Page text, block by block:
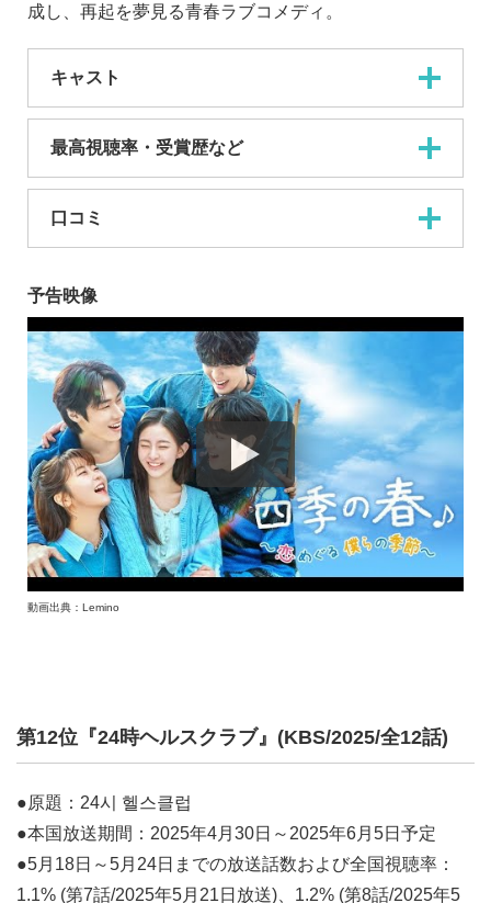
成し、再起を夢見る青春ラブコメディ。
キャスト
最高視聴率・受賞歴など
口コミ
予告映像
動画出典：Lemino
第12位『24時ヘルスクラブ』(KBS/2025/全12話)
●原題：24시 헬스클럽
●本国放送期間：2025年4月30日～2025年6月5日予定
●5月18日～5月24日までの放送話数および全国視聴率：
1.1% (第7話/2025年5月21日放送)、1.2% (第8話/2025年5